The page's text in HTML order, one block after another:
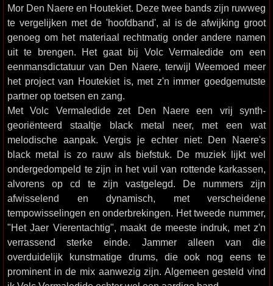
Mor Den Naere en Houtekiet. Deze twee bands zijn ruwweg
te vergelijken met de 'hoofdband', al is de afwijking groot
genoeg om het materiaal rechtmatig onder andere namen
uit te brengen. Het gaat bij Volc Vermaledide om een
eenmansdictatuur van Den Naere, terwijl Weemoed meer
het project van Houtekiet is, met z'n immer goedgemutste
partner op toetsen en zang.
Met Volc Vermaledide zet Den Naere een vrij synth-
georiënteerd staaltje black metal neer, met een wat
melodische aanpak. Vergis je echter niet: Den Naere's
black metal is zo rauw als biefstuk. De muziek lijkt wel
ondergedompeld te zijn in het vuil van rottende karkassen,
alvorens op cd te zijn vastgelegd. De nummers zijn
afwisselend en dynamisch, met verscheidene
tempowisselingen en onderbrekingen. Het tweede nummer,
"Het Jaer Vierentachtig", maakt de meeste indruk, met z'n
verrassend sterke einde. Jammer alleen van die
overduidelijk kunstmatige drums, die ook nog eens te
prominent in de mix aanwezig zijn. Algemeen gesteld vind